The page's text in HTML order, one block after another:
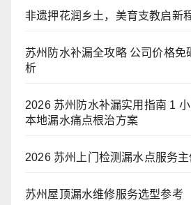
非遗押花润乡土，美育支教启新
苏州防水补漏全攻略 公司价格免
析
2026 苏州防水补漏实用指南 1
本地漏水痛点根治方案
2026 苏州上门检测漏水点服务
苏州屋顶漏水维修服务选型参考